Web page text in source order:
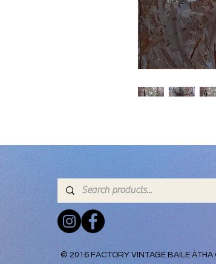
© 2016 FACTORY VINTAGE BAILE ÁTHA